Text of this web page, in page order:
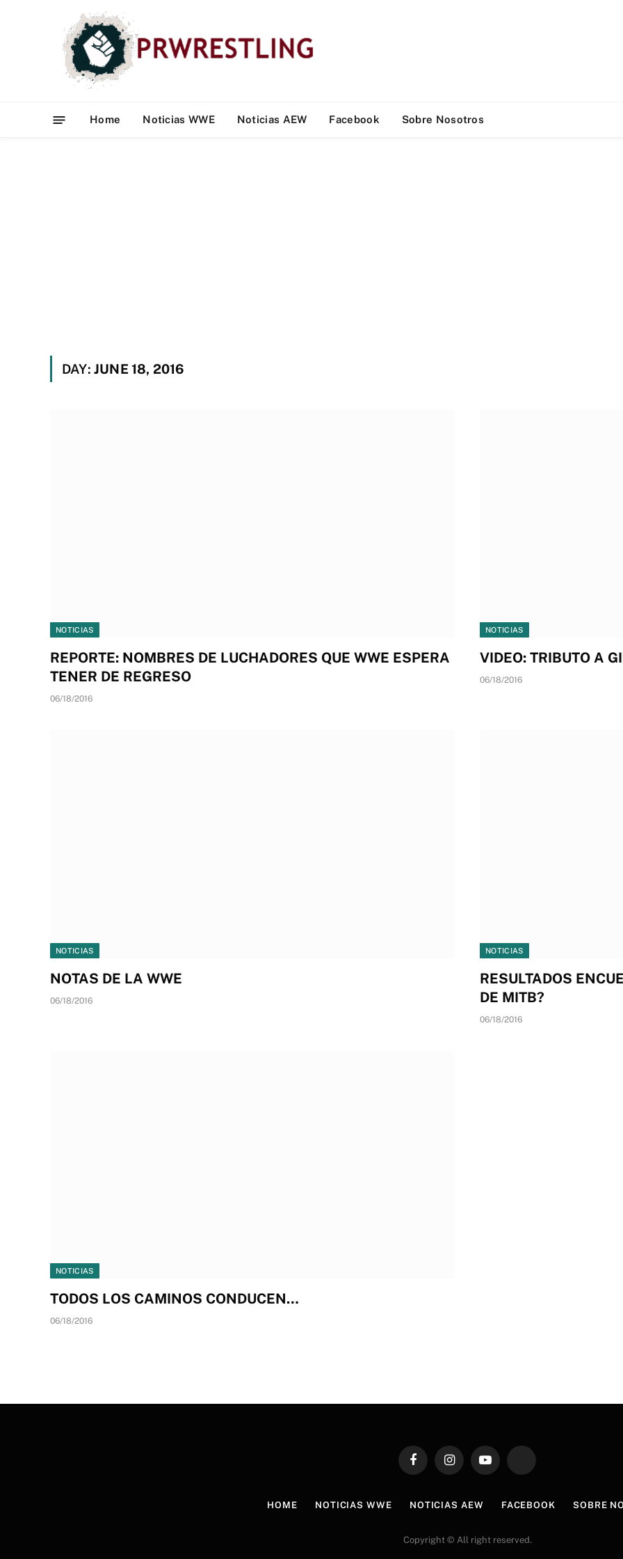
Home Noticias WWE Noticias AEW Facebook Sobre Nosotros
DAY: JUNE 18, 2016
NOTICIAS
REPORTE: NOMBRES DE LUCHADORES QUE WWE ESPERA
TENER DE REGRESO
06/18/2016
NOTICIAS
VIDEO: TRIBUTO A
06/18/2016
NOTICIAS
NOTAS DE LA WWE
06/18/2016
NOTICIAS
RESULTADOS
DE MITB?
06/18/2016
NOTICIAS
TODOS LOS CAMINOS CONDUCEN…
06/18/2016
FacebookInstagramYouTube TikTok
HOME NOTICIAS WWE NOTICIAS AEW FACEBOOK SOBRE
Copyright © All right reserved.